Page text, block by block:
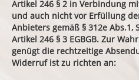
Artikel 246 § 2 in Verbindung
und auch nicht vor Erfüllung
Anbieters gemäß § 312e Abs.1,
Artikel 246 § 3 EGBGB. Zur
genügt die rechtzeitige
Widerruf ist zu richten an: